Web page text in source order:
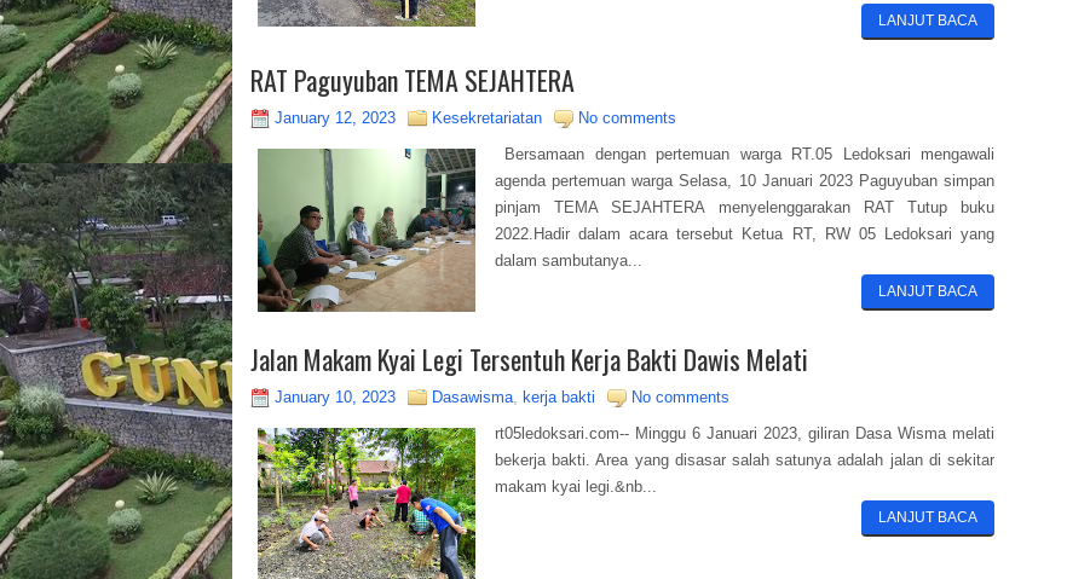
LANJUT BACA
RAT Paguyuban TEMA SEJAHTERA
January 12, 2023 Kesekretariatan
No comments
Bersamaan dengan pertemuan warga RT.05 Ledoksari mengawali
agenda pertemuan warga Selasa, 10 Januari 2023 Paguyuban simpan
pinjam TEMA SEJAHTERA menyelenggarakan RAT Tutup buku
2022.Hadir dalam acara tersebut Ketua RT, RW 05 Ledoksari yang
dalam sambutanya...
LANJUT BACA
Jalan Makam Kyai Legi Tersentuh Kerja Bakti Dawis Melati
January 10, 2023 Dasawisma kerja bakti
No comments
rt05ledoksari.com-- Minggu 6 Januari 2023, giliran Dasa Wisma melati
bekerja bakti. Area yang disasar salah satunya adalah jalan di sekitar
makam kyai legi.&nb...
LANJUT BACA